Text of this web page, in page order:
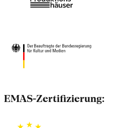
EMAS-Zertifizierung: